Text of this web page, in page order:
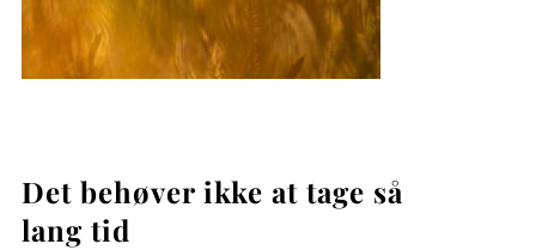
Det behøver ikke at tage så
lang tid